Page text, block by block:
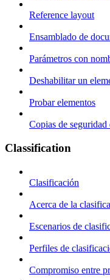
Reference layout
Ensamblado de
Parámetros con
Deshabilitar un
Probar elementos
Copias de
Classification
Clasificación
Acerca de la
Escenarios de
Perfiles de
Compromiso entre